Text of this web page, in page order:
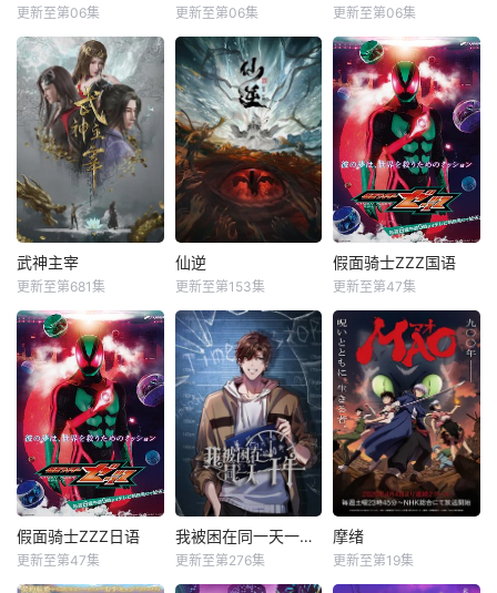
更新至第06集 更新至第06集 更新至第06集
武神主宰
更新至第681集
仙逆
更新至第153集
假面骑士ZZZ国语
更新至第47集
假面骑士ZZZ日语
更新至第47集
我被困在同一天一千年动态漫
更新至第276集
摩绪
更新至第19集